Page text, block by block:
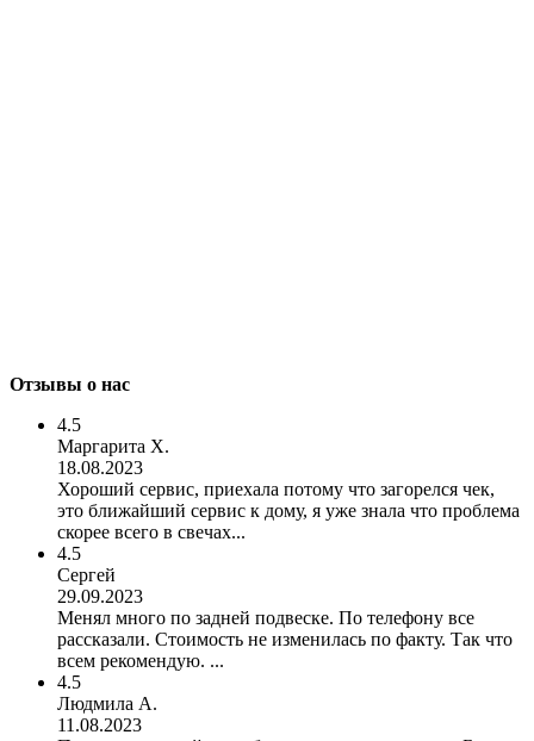
Отзывы о нас
4.5
Маргарита Х.
18.08.2023
Хороший сервис, приехала потому что загорелся чек,
это ближайший сервис к дому, я уже знала что проблема
скорее всего в свечах...
4.5
Сергей
29.09.2023
Менял много по задней подвеске. По телефону все
рассказали. Стоимость не изменилась по факту. Так что
всем рекомендую. ...
4.5
Людмила А.
11.08.2023